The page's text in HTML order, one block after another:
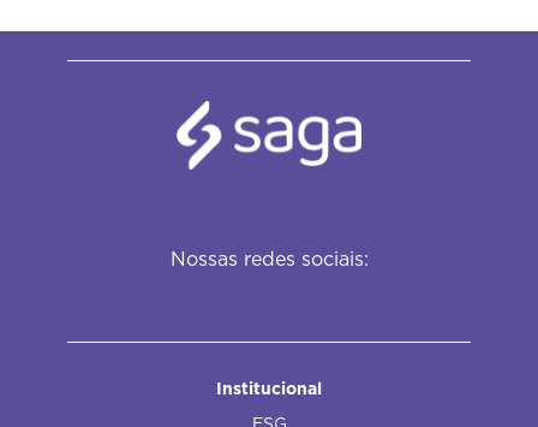
Nossas redes sociais:
Institucional